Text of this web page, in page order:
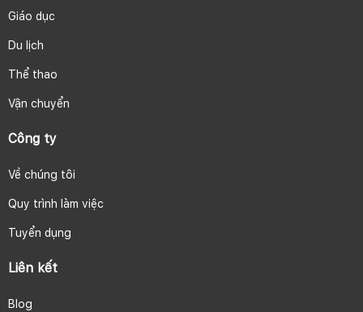
Giáo dục
Du lịch
Thể thao
Vận chuyển
Công ty
Về chúng tôi
Quy trình làm việc
Tuyển dụng
Liên kết
Blog